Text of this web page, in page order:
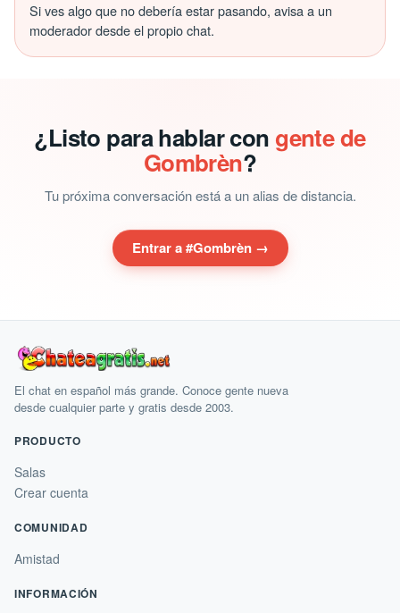
Si ves algo que no debería estar pasando, avisa a un
moderador desde el propio chat.
¿Listo para hablar con gente de
Gombrèn?
Tu próxima conversación está a un alias de distancia.
Entrar a #Gombrèn →
El chat en español más grande. Conoce gente nueva
desde cualquier parte y gratis desde 2003.
PRODUCTO
Salas
Crear cuenta
COMUNIDAD
Amistad
INFORMACIÓN